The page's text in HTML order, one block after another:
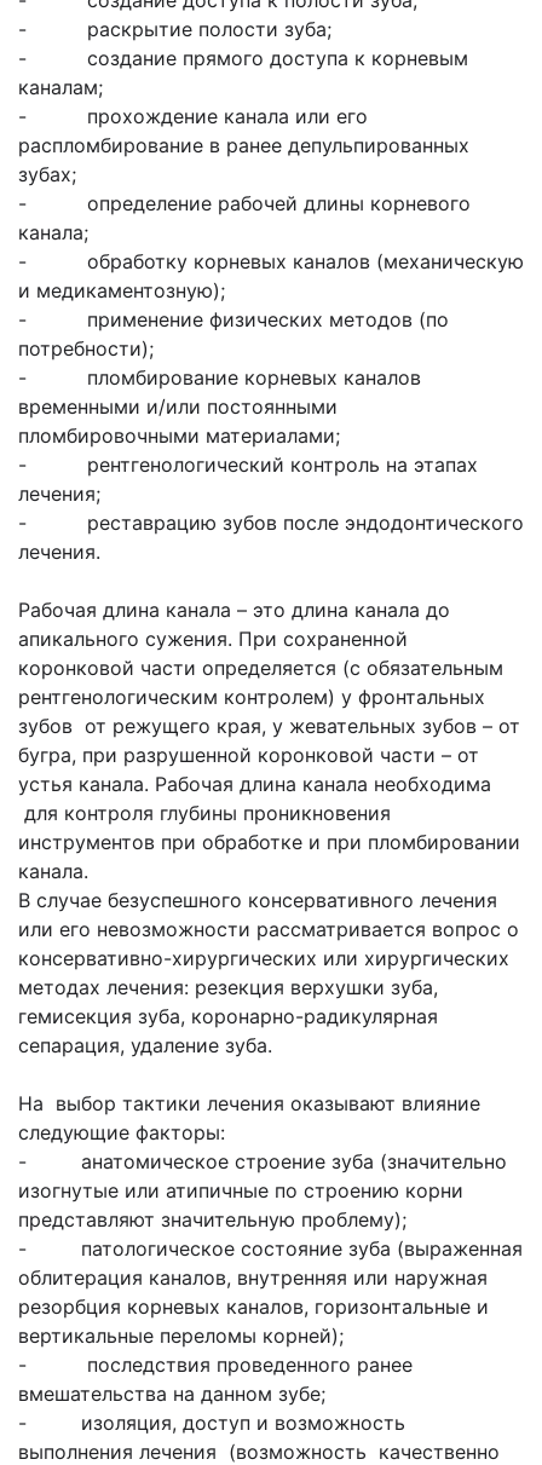
- раскрытие полости зуба;
- создание прямого доступа к корневым
каналам;
- прохождение канала или его
распломбирование в ранее депульпированных
зубах;
- определение рабочей длины корневого
канала;
- обработку корневых каналов (механическую
и медикаментозную);
- применение физических методов (по
потребности);
- пломбирование корневых каналов
временными и/или постоянными
пломбировочными материалами;
- рентгенологический контроль на этапах
лечения;
- реставрацию зубов после эндодонтического
лечения.
Рабочая длина канала – это длина канала до
апикального сужения. При сохраненной
коронковой части определяется (с обязательным
рентгенологическим контролем) у фронтальных
зубов от режущего края, у жевательных зубов – от
бугра, при разрушенной коронковой части – от
устья канала. Рабочая длина канала необходима
для контроля глубины проникновения
инструментов при обработке и при пломбировании
канала.
В случае безуспешного консервативного лечения
или его невозможности рассматривается вопрос о
консервативно-хирургических или хирургических
методах лечения: резекция верхушки зуба,
гемисекция зуба, коронарно-радикулярная
сепарация, удаление зуба.
На выбор тактики лечения оказывают влияние
следующие факторы:
- анатомическое строение зуба (значительно
изогнутые или атипичные по строению корни
представляют значительную проблему);
- патологическое состояние зуба (выраженная
облитерация каналов, внутренняя или наружная
резорбция корневых каналов, горизонтальные и
вертикальные переломы корней);
- последствия проведенного ранее
вмешательства на данном зубе;
- изоляция, доступ и возможность
выполнения лечения (возможность качественно